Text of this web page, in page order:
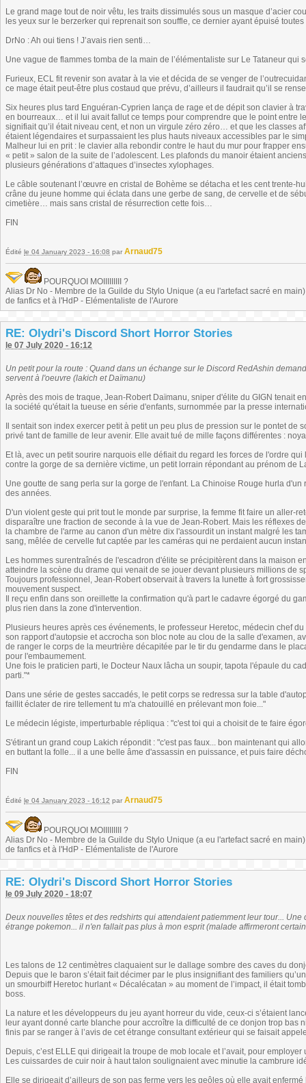
Le grand mage tout de noir vêtu, les traits dissimulés sous un masque d’acier
les yeux sur le berzerker qui reprenait son souffle, ce dernier ayant épuisé
DrNo : Ah oui tiens ! J’avais rien senti…
Une vague de flammes tomba de la main de l’élémentaliste sur Le Tataneur
Furieux, ECL fit revenir son avatar à la vie et décida de se venger de
ce mage était peut-être plus costaud que prévu, d’ailleurs il faudrait qu’il se
Six heures plus tard Enguéran-Cyprien lança de rage et de dépit son clavier à
en bourreaux… et il lui avait fallut ce temps pour comprendre que le point entre
signifiait qu’il était niveau cent, et non un virgule zéro zéro… et que les classes
étaient légendaires et surpassaient les plus hauts niveaux accessibles par le
Malheur lui en prit : le clavier alla rebondir contre le haut du mur pour frapper
« petit » salon de la suite de l’adolescent. Les plafonds du manoir étaient
plusieurs générations d’attaques d’insectes xylophages.
Le câble soutenant l’œuvre en cristal de Bohème se détacha et les cent trente-
crâne du jeune homme qui éclata dans une gerbe de sang, de cervelle et de
cimetière… mais sans cristal de résurrection cette fois…
FIN
Édité le 04 January 2023 - 16:08 par Arnaud75
POURQUOI MOIIIIIIIII ?
Alias Dr No - Membre de la Guilde du Stylo Unique (a eu l'artefact sacré en
de fanfics et à l'HdP - Elémentaliste de l'Aurore
RE: Olydri's Discord Short Horror Stories
le 07 July 2020 - 16:12
Un petit pour la route : Quand dans un échange sur le Discord RedAshin
servent à l'oeuvre (lakich et Daïmanu)
Après des mois de traque, Jean-Robert Daïmanu, sniper d'élite du GIGN tenait
la société qu'était la tueuse en série d'enfants, surnommée par la presse
Il sentait son index exercer petit à petit un peu plus de pression sur le pontet
privé tant de famille de leur avenir. Elle avait tué de mille façons différentes :
Et là, avec un petit sourire narquois elle défiait du regard les forces de l'ordre
contre la gorge de sa dernière victime, un petit lorrain répondant au prénom de
Une goutte de sang perla sur la gorge de l'enfant. La Chinoise Rouge hurla
des années.
D'un violent geste qui prit tout le monde par surprise, la femme fit faire un aller-
disparaître une fraction de seconde à la vue de Jean-Robert. Mais les réflexes
la chambre de l'arme au canon d'un mètre dix l'assourdit un instant malgré les
sang, mêlée de cervelle fut captée par les caméras qui ne perdaient aucun
Les hommes surentraînés de l'escadron d'élite se précipitèrent dans la maison
atteindre la scène du drame qui venait de se jouer devant plusieurs millions de
Toujours professionnel, Jean-Robert observait à travers la lunette à fort
mouvement suspect.
Il reçu enfin dans son oreillette la confirmation qu'à part le cadavre égorgé du
plus rien dans la zone d'intervention.
Plusieurs heures après ces événements, le professeur Heretoc, médecin chef
son rapport d'autopsie et accrocha son bloc note au clou de la salle d'examen,
de ranger le corps de la meurtrière décapitée par le tir du gendarme dans le
pour l'embaumement.
Une fois le praticien parti, le Docteur Naux lâcha un soupir, tapota l'épaule du
parti."*
Dans une série de gestes saccadés, le petit corps se redressa sur la table
faillit éclater de rire tellement tu m'a chatouillé en prélevant mon foie..."
Le médecin légiste, imperturbable répliqua : "c'est toi qui a choisit de te faire
S'étirant un grand coup Lakich répondit : "c'est pas faux... bon maintenant qui
en buttant la folle... il a une belle âme d'assassin en puissance, et puis faire
FIN
Édité le 04 January 2023 - 16:12 par Arnaud75
POURQUOI MOIIIIIIIII ?
Alias Dr No - Membre de la Guilde du Stylo Unique (a eu l'artefact sacré en
de fanfics et à l'HdP - Elémentaliste de l'Aurore
RE: Olydri's Discord Short Horror Stories
le 09 July 2020 - 18:07
Deux nouvelles têtes et des redshirts qui attendaient patiemment leur tour...
étrange pokemon... il n'en fallait pas plus à mon esprit (malade affirmeront
Les talons de 12 centimètres claquaient sur le dallage sombre des caves du
Depuis que le baron s’était fait décimer par le plus insignifiant des familiers
un smourbiff Heretoc hurlant « Décalécatan » au moment de l’impact, il était
boss.
La nature et les développeurs du jeu ayant horreur du vide, ceux-ci s’étaient
leur ayant donné carte blanche pour accroître la difficulté de ce donjon trop bas
finis par se ranger à l’avis de cet étrange consultant extérieur qui se faisait
Depuis, c’est ELLE qui dirigeait la troupe de mob locale et l’avait, pour
Les cuissardes de cuir noir à haut talon soulignaient avec minutie la cambrure
Elle se dirigeait d’ailleurs de son pas ferme vers les geôles où elle avait